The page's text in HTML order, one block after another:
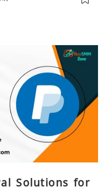
Solutions for